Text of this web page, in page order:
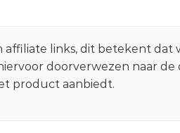
links, dit betekent
doorverwezen naar
product aanbiedt.